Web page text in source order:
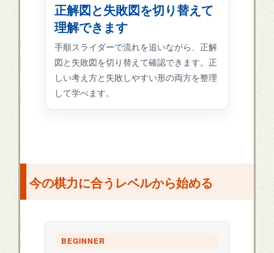
正解図と失敗図を切り替えて
理解できます
手順スライダーで流れを追いながら、正解
図と失敗図を切り替えて確認できます。正
しい考え方と失敗しやすい形の両方を整理
して学べます。
今の棋力に合うレベルから始める
BEGINNER